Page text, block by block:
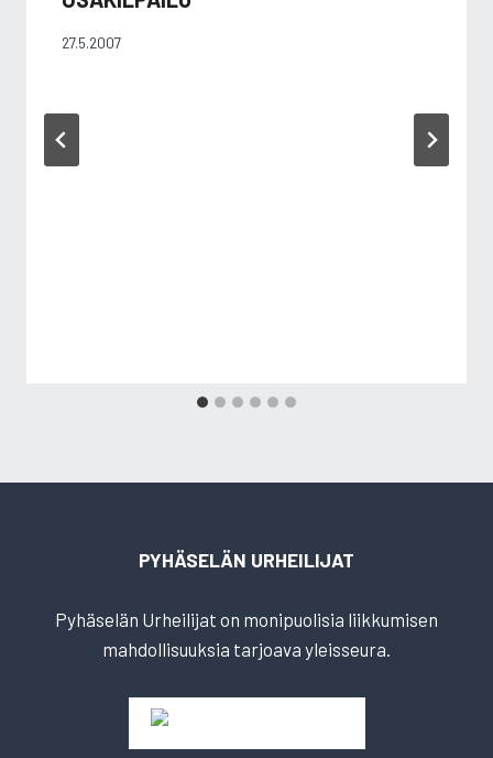
27.5.2007
PYHÄSELÄN URHEILIJAT
Pyhäselän Urheilijat on monipuolisia liikkumisen
mahdollisuuksia tarjoava yleisseura.